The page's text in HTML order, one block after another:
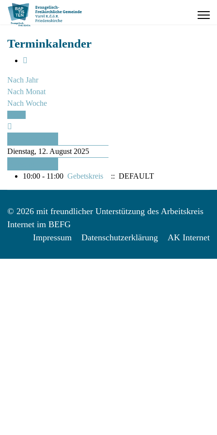
Terminkalender
Nach Jahr
Nach Monat
Nach Woche
Dienstag, 12. August 2025
10:00 - 11:00 Gebetskreis :: DEFAULT
© 2026 mit freundlicher Unterstützung des Arbeitskreis
Internet im BEFG
Impressum
Datenschutzerklärung AK Internet